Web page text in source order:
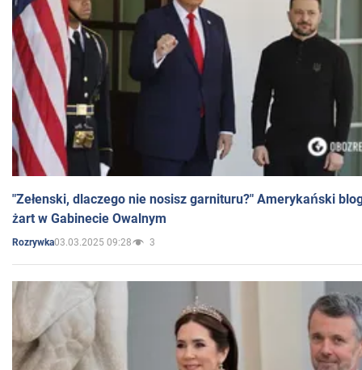
"Zełenski, dlaczego nie nosisz garnituru?" Amerykański
żart w Gabinecie Owalnym
Rozrywka03.03.2025 09:28 3